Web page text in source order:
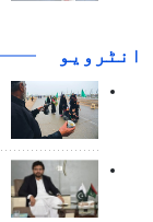
انٹرويو